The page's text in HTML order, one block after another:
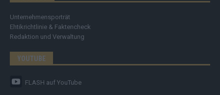
Unternehmensporträt
Ehtikrichtlinie & Faktencheck
Redaktion und Verwaltung
YOUTUBE
FLASH auf YouTube